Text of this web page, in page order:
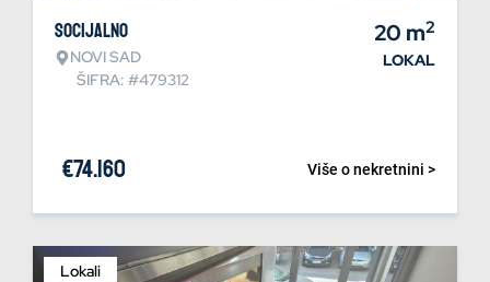
Socijalno
NOVI SAD
ŠIFRA: #479312
20 m2
LOKAL
Više o nekretnini >
€74.160
Lokali